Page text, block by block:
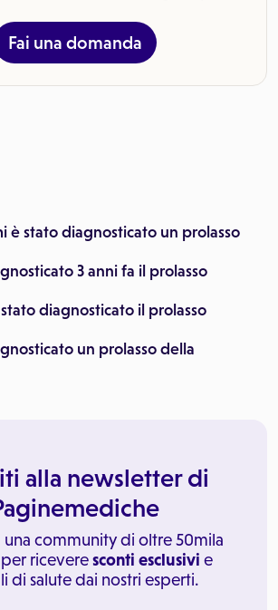
Fai una domanda
è stato diagnosticato un prolasso
3 anni fa il prolasso
diagnosticato il prolasso
un prolasso della
alla newsletter di
una community di oltre 50mila
riceveresconti esclusivi e
di salute dai nostri esperti.